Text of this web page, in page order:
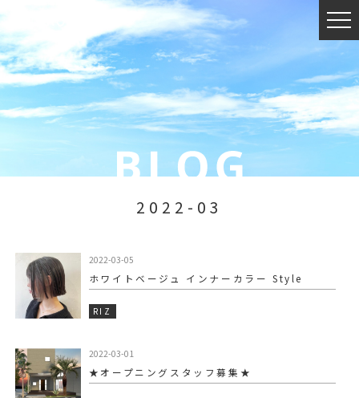
2022-03
2022-03-05
ホワイトベージュ インナーカラー Style
RIZ
2022-03-01
★オープニングスタッフ募集★